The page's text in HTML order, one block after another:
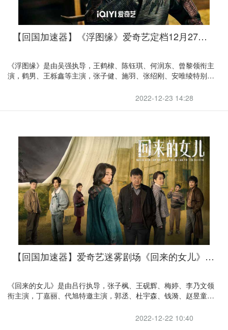
【回国加速器】《浮图缘》爱奇艺定档12月27日，引力解除限制回国追剧
《浮图缘》是由吴强执导，王鹤棣、陈钰琪、何润东、曾黎领衔主
演，鹤男、王栎鑫等主演，张子健、施羽、张绍刚、安唯绫特别出
2022-12-23 14:28
【回国加速器】爱奇艺迷雾剧场《回来的女儿》，喜欢悬疑的朋友不要错过
《回来的女儿》是由吕行执导，张子枫、王砚辉、梅婷、李乃文领
衔主演，丁嘉丽、代旭特邀主演，郭丞、杜宇森、钱漪、赵昱童、
2022-12-22 10:40